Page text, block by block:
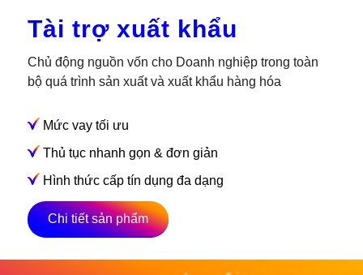
Tài trợ xuất khẩu
Chủ động nguồn vốn cho Doanh nghiệp trong toàn
bộ quá trình sản xuất và xuất khẩu hàng hóa
Mức vay tối ưu
Thủ tục nhanh gọn & đơn giản
Hình thức cấp tín dụng đa dạng
Chi tiết sản phẩm